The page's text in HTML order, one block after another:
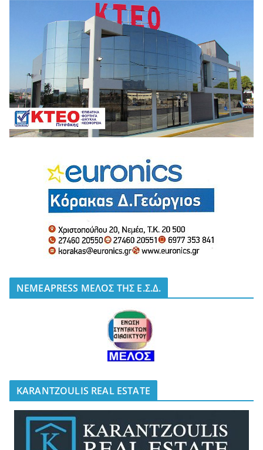
NEMEAPRESS ΜΕΛΟΣ ΤΗΣ Ε.Σ.Δ.
KARANTZOULIS REAL ESTATE